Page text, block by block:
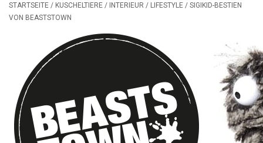
Geschenke
Lookbooks
Marken
STARTSEITE / KUSCHELTIERE / INTERIEUR / LIFESTYLE / SIGIKID-BESTIEN
VON BEASTSTOWN